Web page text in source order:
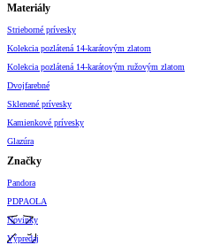
Materiály
Strieborné prívesky
Kolekcia pozlátená 14-karátovým zlatom
Kolekcia pozlátená 14-karátovým ružovým zlatom
Dvojfarebné
Sklenené prívesky
Kamienkové prívesky
Glazúra
Značky
Pandora
PDPAOLA
Novinky
Výpredaj